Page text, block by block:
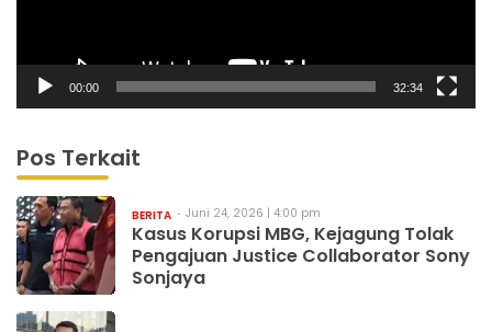
00:00 32:34
Pos Terkait
BERITA Juni 24, 2026 | 4:00 pm
Kasus Korupsi MBG, Kejagung Tolak
Pengajuan Justice Collaborator Sony
Sonjaya